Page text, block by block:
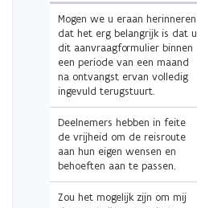
Mogen we u eraan herinneren
dat het erg belangrijk is dat u
dit aanvraagformulier binnen
een periode van een maand
na ontvangst ervan volledig
ingevuld terugstuurt.
Deelnemers hebben in feite
de vrijheid om de reisroute
aan hun eigen wensen en
behoeften aan te passen.
Zou het mogelijk zijn om mij